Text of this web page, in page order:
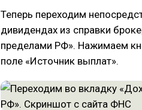
Теперь переходим
дивидендах из справки
пределами РФ». Нажимаем
поле «Источник выплат».